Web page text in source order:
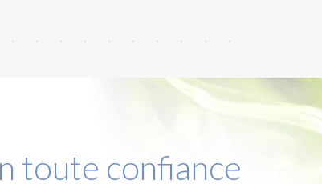
toute confiance